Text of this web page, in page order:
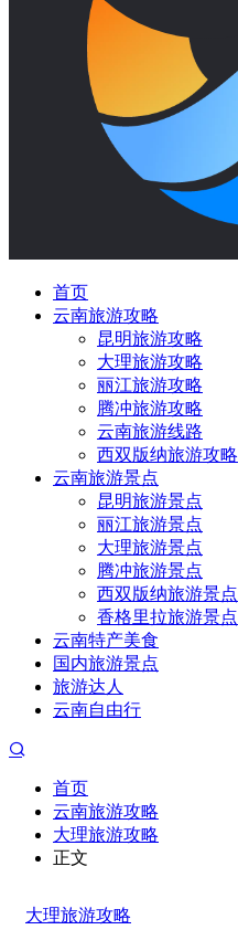
首页
云南旅游攻略
昆明旅游攻略
大理旅游攻略
丽江旅游攻略
腾冲旅游攻略
云南旅游线路
西双版纳旅游攻略
云南旅游景点
昆明旅游景点
丽江旅游景点
大理旅游景点
腾冲旅游景点
西双版纳旅游景点
香格里拉旅游景点
云南特产美食
国内旅游景点
旅游达人
云南自由行
首页
云南旅游攻略
大理旅游攻略
正文
大理旅游攻略